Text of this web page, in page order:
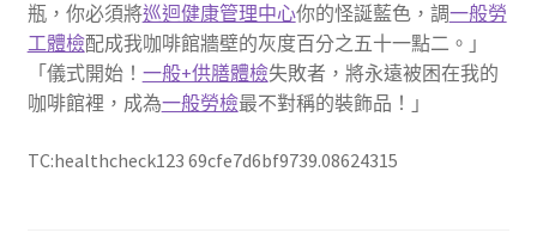
瓶，你必須將巡迴健康管理中心你的怪誕藍色，調一般勞
工體檢配成我咖啡館牆壁的灰度百分之五十一點二。」
「儀式開始！ 一般+供膳體檢失敗者，將永遠被困在我的
咖啡館裡，成為一般勞檢最不對稱的裝飾品！」
TC:healthcheck123 69cfe7d6bf9739.08624315